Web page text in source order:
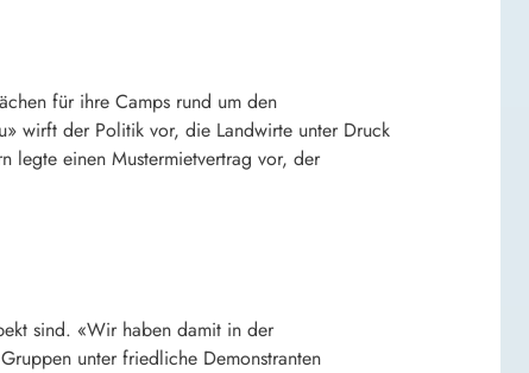
für ihre Camps rund um den
wirft der Politik vor, die Landwirte unter Druck
legte einen Mustermietvertrag vor, der
sind. «Wir haben damit in der
unter friedliche Demonstranten